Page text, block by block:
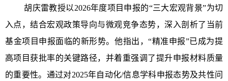
胡庆雷教授以2026年度项目申报的“三大宏观背景”为切
入点，结合宏观政策导向与微观竞争态势，深入剖析了当前
基金项目申报面临的新形势。他指出，“精准申报”已成为提
高项目获批率的关键路径，并着重强调了提升申报材料质量
的重要性。通过对2025年自动化/信息学科申报态势及共性问